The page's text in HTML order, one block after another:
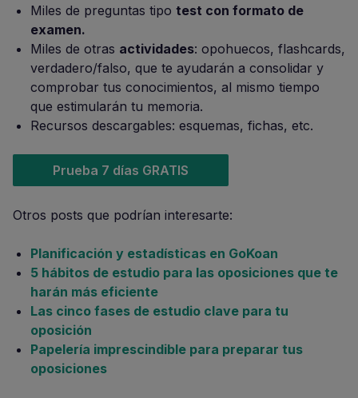
Miles de preguntas tipo test con formato de
examen.
Miles de otras actividades: opohuecos, flashcards,
verdadero/falso, que te ayudarán a consolidar y
comprobar tus conocimientos, al mismo tiempo
que estimularán tu memoria.
Recursos descargables: esquemas, fichas, etc.
Prueba 7 días GRATIS
Otros posts que podrían interesarte:
Planificación y estadísticas en GoKoan
5 hábitos de estudio para las oposiciones que te
harán más eficiente
Las cinco fases de estudio clave para tu
oposición
Papelería imprescindible para preparar tus
oposiciones